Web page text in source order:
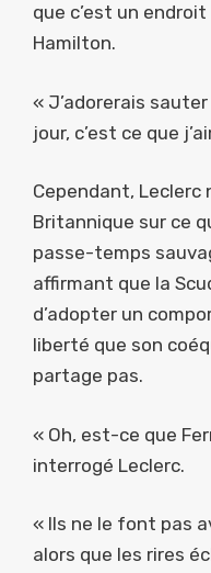
que c’est un
Hamilton.
« J’adorerais
jour, c’est ce que
Cependant, Leclerc
Britannique sur ce
passe-temps
affirmant que la
d’adopter un
liberté que son
partage pas.
« Oh, est-ce que
interrogé Leclerc.
« Ils ne le font pas
alors que les rires